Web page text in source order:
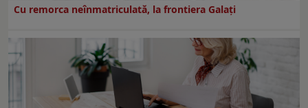
Cu remorca neînmatriculată, la frontiera Galați